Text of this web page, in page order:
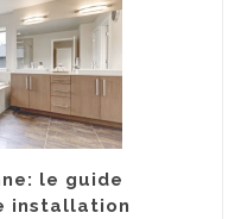
le guide
installation